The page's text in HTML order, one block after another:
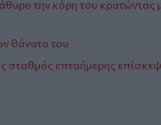
την κόρη του κρατώντας
θάνατο του
επταήμερης